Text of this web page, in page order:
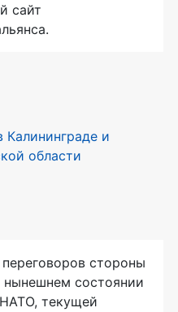
сайт
стороны
состоянии
текущей